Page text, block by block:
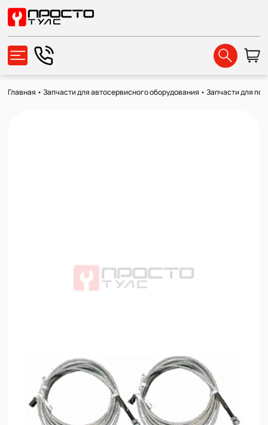
Главная •Запчасти для автосервисного оборудования •Запчасти для